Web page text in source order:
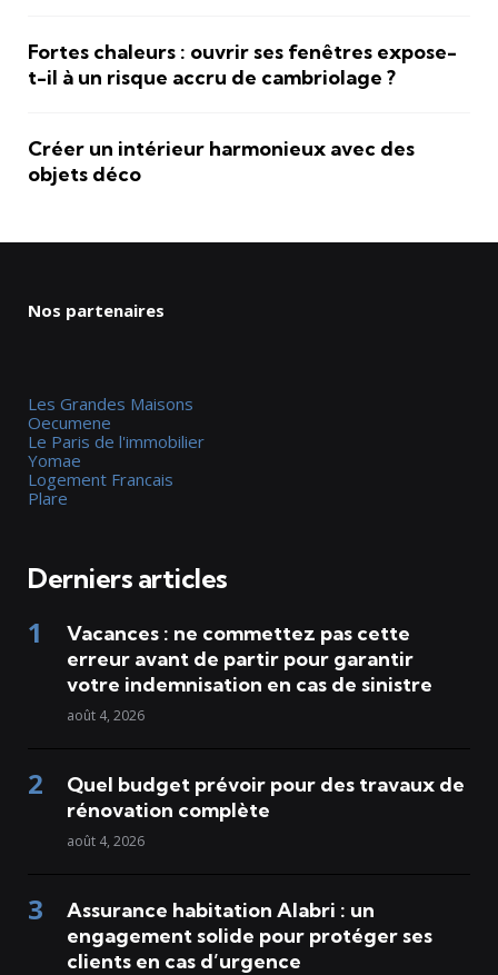
Fortes chaleurs : ouvrir ses fenêtres expose-
t-il à un risque accru de cambriolage ?
Créer un intérieur harmonieux avec des
objets déco
Nos partenaires
Les Grandes Maisons
Oecumene
Le Paris de l'immobilier
Yomae
Logement Francais
Plare
Derniers articles
Vacances : ne commettez pas cette
erreur avant de partir pour garantir
votre indemnisation en cas de sinistre
août 4, 2026
Quel budget prévoir pour des travaux de
rénovation complète
août 4, 2026
Assurance habitation Alabri : un
engagement solide pour protéger ses
clients en cas d’urgence